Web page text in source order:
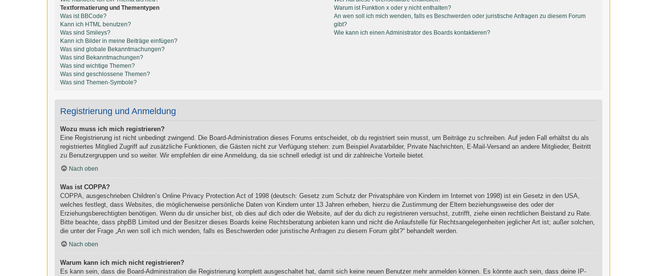
Textformatierung und Thementypen
Was ist BBCode?
Kann ich HTML benutzen?
Was sind Smileys?
Kann ich Bilder in meine Beiträge einfügen?
Was sind globale Bekanntmachungen?
Was sind Bekanntmachungen?
Was sind wichtige Themen?
Was sind geschlossene Themen?
Was sind Themen-Symbole?
Warum ist Funktion x oder y nicht enthalten?
An wen soll ich mich wenden, falls es Beschwerden oder juristische Anfragen zu diesem Forum
gibt?
Wie kann ich einen Administrator des Boards kontaktieren?
Registrierung und Anmeldung
Wozu muss ich mich registrieren?
Eine Registrierung ist nicht unbedingt zwingend. Die Board-Administration dieses Forums entscheidet, ob du registriert sein musst, um Beiträge zu schreiben. Auf jeden Fall erhältst du als
registriertes Mitglied Zugriff auf zusätzliche Funktionen, die Gästen nicht zur Verfügung stehen: zum Beispiel Avatarbilder, Private Nachrichten, E-Mail-Versand an andere Mitglieder, Beitritt
zu Benutzergruppen und so weiter. Wir empfehlen dir eine Anmeldung, da sie schnell erledigt ist und dir zahlreiche Vorteile bietet.
Nach oben
Was ist COPPA?
COPPA, ausgeschrieben Children’s Online Privacy Protection Act of 1998 (deutsch: Gesetz zum Schutz der Privatsphäre von Kindern im Internet von 1998) ist ein Gesetz in den USA,
welches festlegt, dass Websites, die möglicherweise persönliche Daten von Kindern unter 13 Jahren erheben, hierzu die Zustimmung der Eltern beziehungsweise des oder der
Erziehungsberechtigten benötigen. Wenn du dir unsicher bist, ob dies auf dich oder die Website, auf der du dich zu registrieren versuchst, zutrifft, ziehe einen rechtlichen Beistand zu Rate.
Bitte beachte, dass phpBB Limited und der Besitzer dieses Boards keine Rechtsberatung anbieten kann und nicht die Anlaufstelle für Rechtsangelegenheiten jeglicher Art ist; außer solchen,
die unter der Frage „An wen soll ich mich wenden, falls es Beschwerden oder juristische Anfragen zu diesem Forum gibt?“ behandelt werden.
Nach oben
Warum kann ich mich nicht registrieren?
Es kann sein, dass die Board-Administration die Registrierung komplett ausgeschaltet hat, damit sich keine neuen Benutzer mehr anmelden können. Es könnte auch sein, dass deine IP-